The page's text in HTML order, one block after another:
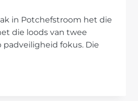
in Potchefstroom het die
die loods van twee
fokus. Die